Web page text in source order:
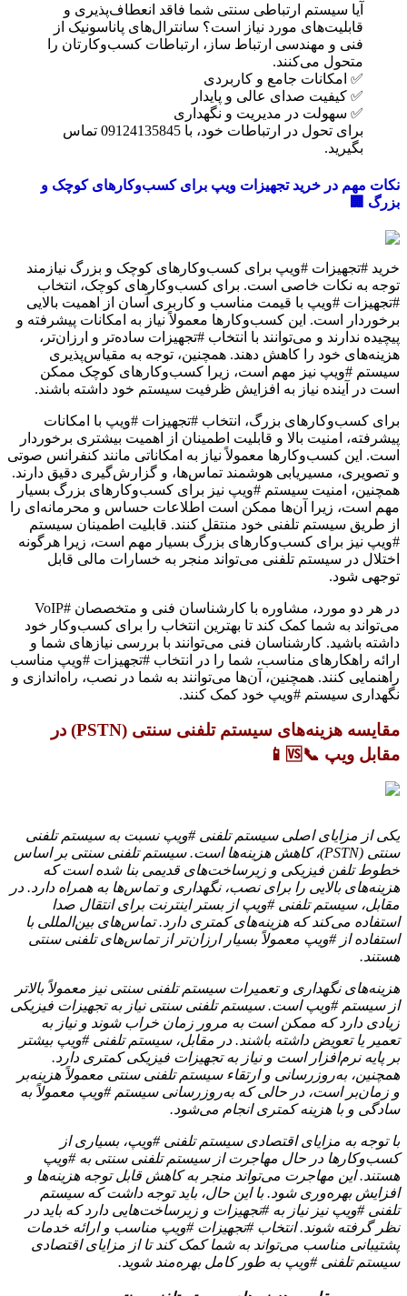
آیا سیستم ارتباطی سنتی شما فاقد انعطاف‌پذیری و
قابلیت‌های مورد نیاز است؟ سانترال‌های پاناسونیک از
فنی و مهندسی ارتباط ساز، ارتباطات کسب‌وکارتان را
متحول می‌کنند.
✅ امکانات جامع و کاربردی
✅ کیفیت صدای عالی و پایدار
✅ سهولت در مدیریت و نگهداری
برای تحول در ارتباطات خود، با 09124135845 تماس
بگیرید.
نکات مهم در خرید تجهیزات ویپ برای کسب‌وکارهای کوچک و
بزرگ 🏢
خرید #تجهیزات #ویپ برای کسب‌وکارهای کوچک و بزرگ نیازمند
توجه به نکات خاصی است. برای کسب‌وکارهای کوچک، انتخاب
#تجهیزات #ویپ با قیمت مناسب و کاربری آسان از اهمیت بالایی
برخوردار است. این کسب‌وکارها معمولاً نیاز به امکانات پیشرفته و
پیچیده ندارند و می‌توانند با انتخاب #تجهیزات ساده‌تر و ارزان‌تر،
هزینه‌های خود را کاهش دهند. همچنین، توجه به مقیاس‌پذیری
سیستم #ویپ نیز مهم است، زیرا کسب‌وکارهای کوچک ممکن
است در آینده نیاز به افزایش ظرفیت سیستم خود داشته باشند.
برای کسب‌وکارهای بزرگ، انتخاب #تجهیزات #ویپ با امکانات
پیشرفته، امنیت بالا و قابلیت اطمینان از اهمیت بیشتری برخوردار
است. این کسب‌وکارها معمولاً نیاز به امکاناتی مانند کنفرانس صوتی
و تصویری، مسیریابی هوشمند تماس‌ها، و گزارش‌گیری دقیق دارند.
همچنین، امنیت سیستم #ویپ نیز برای کسب‌وکارهای بزرگ بسیار
مهم است، زیرا آن‌ها ممکن است اطلاعات حساس و محرمانه‌ای را
از طریق سیستم تلفنی خود منتقل کنند. قابلیت اطمینان سیستم
#ویپ نیز برای کسب‌وکارهای بزرگ بسیار مهم است، زیرا هرگونه
اختلال در سیستم تلفنی می‌تواند منجر به خسارات مالی قابل
توجهی شود.
در هر دو مورد، مشاوره با کارشناسان فنی و متخصصان #VoIP
می‌تواند به شما کمک کند تا بهترین انتخاب را برای کسب‌وکار خود
داشته باشید. کارشناسان فنی می‌توانند با بررسی نیازهای شما و
ارائه راهکارهای مناسب، شما را در انتخاب #تجهیزات #ویپ مناسب
راهنمایی کنند. همچنین، آن‌ها می‌توانند به شما در نصب، راه‌اندازی و
نگهداری سیستم #ویپ خود کمک کنند.
مقایسه هزینه‌های سیستم تلفنی سنتی (PSTN) در
مقابل ویپ 📞🆚📱
یکی از مزایای اصلی سیستم تلفنی #ویپ نسبت به سیستم تلفنی
سنتی (PSTN)، کاهش هزینه‌ها است. سیستم تلفنی سنتی بر اساس
خطوط تلفن فیزیکی و زیرساخت‌های قدیمی بنا شده است که
هزینه‌های بالایی را برای نصب، نگهداری و تماس‌ها به همراه دارد. در
مقابل، سیستم تلفنی #ویپ از بستر اینترنت برای انتقال صدا
استفاده می‌کند که هزینه‌های کمتری دارد. تماس‌های بین‌المللی با
استفاده از #ویپ معمولاً بسیار ارزان‌تر از تماس‌های تلفنی سنتی
هستند.
هزینه‌های نگهداری و تعمیرات سیستم تلفنی سنتی نیز معمولاً بالاتر
از سیستم #ویپ است. سیستم تلفنی سنتی نیاز به تجهیزات فیزیکی
زیادی دارد که ممکن است به مرور زمان خراب شوند و نیاز به
تعمیر یا تعویض داشته باشند. در مقابل، سیستم تلفنی #ویپ بیشتر
بر پایه نرم‌افزار است و نیاز به تجهیزات فیزیکی کمتری دارد.
همچنین، به‌روزرسانی و ارتقاء سیستم تلفنی سنتی معمولاً هزینه‌بر
و زمان‌بر است، در حالی که به‌روزرسانی سیستم #ویپ معمولاً به
سادگی و با هزینه کمتری انجام می‌شود.
با توجه به مزایای اقتصادی سیستم تلفنی #ویپ، بسیاری از
کسب‌وکارها در حال مهاجرت از سیستم تلفنی سنتی به #ویپ
هستند. این مهاجرت می‌تواند منجر به کاهش قابل توجه هزینه‌ها و
افزایش بهره‌وری شود. با این حال، باید توجه داشت که سیستم
تلفنی #ویپ نیز نیاز به #تجهیزات و زیرساخت‌هایی دارد که باید در
نظر گرفته شوند. انتخاب #تجهیزات #ویپ مناسب و ارائه خدمات
پشتیبانی مناسب می‌تواند به شما کمک کند تا از مزایای اقتصادی
سیستم تلفنی #ویپ به طور کامل بهره‌مند شوید.